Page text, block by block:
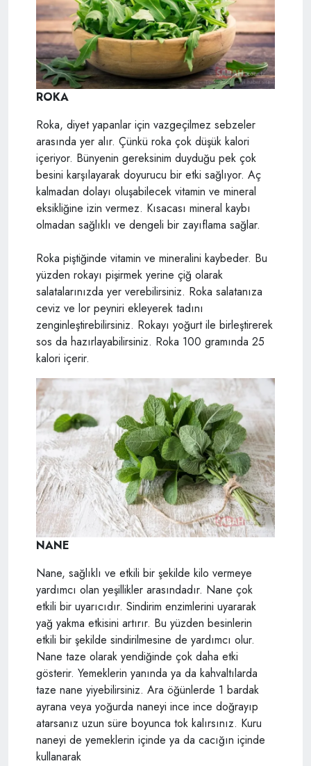
ROKA
Roka, diyet yapanlar için vazgeçilmez sebzeler
arasında yer alır. Çünkü roka çok düşük kalori
içeriyor. Bünyenin gereksinim duyduğu pek çok
besini karşılayarak doyurucu bir etki sağlıyor. Aç
kalmadan dolayı oluşabilecek vitamin ve mineral
eksikliğine izin vermez. Kısacası mineral kaybı
olmadan sağlıklı ve dengeli bir zayıflama sağlar.
Roka piştiğinde vitamin ve mineralini kaybeder. Bu
yüzden rokayı pişirmek yerine çiğ olarak
salatalarınızda yer verebilirsiniz. Roka salatanıza
ceviz ve lor peyniri ekleyerek tadını
zenginleştirebilirsiniz. Rokayı yoğurt ile birleştirerek
sos da hazırlayabilirsiniz. Roka 100 gramında 25
kalori içerir.
NANE
Nane, sağlıklı ve etkili bir şekilde kilo vermeye
yardımcı olan yeşillikler arasındadır. Nane çok
etkili bir uyarıcıdır. Sindirim enzimlerini uyararak
yağ yakma etkisini artırır. Bu yüzden besinlerin
etkili bir şekilde sindirilmesine de yardımcı olur.
Nane taze olarak yendiğinde çok daha etki
gösterir. Yemeklerin yanında ya da kahvaltılarda
taze nane yiyebilirsiniz. Ara öğünlerde 1 bardak
ayrana veya yoğurda naneyi ince ince doğrayıp
atarsanız uzun süre boyunca tok kalırsınız. Kuru
naneyi de yemeklerin içinde ya da cacığın içinde
kullanarak